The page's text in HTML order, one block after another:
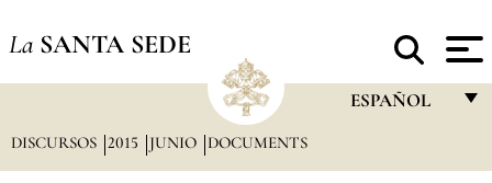
La SANTA SEDE
ESPAÑOL
DISCURSOS 2015 JUNIO DOCUMENTS